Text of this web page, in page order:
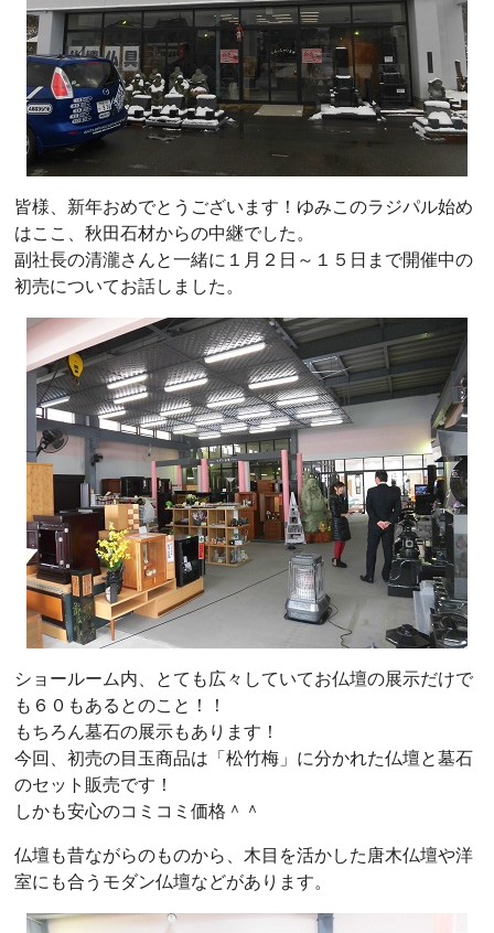
皆様、新年おめでとうございます！ゆみこのラジパル始め
はここ、秋田石材からの中継でした。
副社長の清瀧さんと一緒に１月２日～１５日まで開催中の
初売についてお話しました。
ショールーム内、とても広々していてお仏壇の展示だけで
も６０もあるとのこと！！
もちろん墓石の展示もあります！
今回、初売の目玉商品は「松竹梅」に分かれた仏壇と墓石
のセット販売です！
しかも安心のコミコミ価格＾＾
仏壇も昔ながらのものから、木目を活かした唐木仏壇や洋
室にも合うモダン仏壇などがあります。